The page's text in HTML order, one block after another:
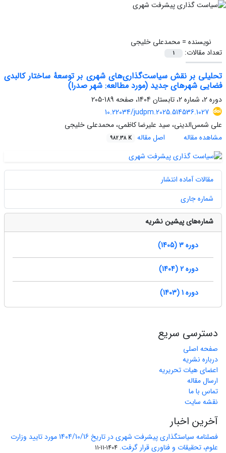
نویسنده =محمدعلی خلیجی
تعداد مقالات:
1
تحلیلی بر نقش سیاست‌گذاری‌های شهری بر توسعۀ ساختار کالبدی
فضایی شهرهای جدید (مورد مطالعه: شهر صدرا)
دوره 2، شماره 2، تابستان 1404، صفحه
189-205
10.22034/judpm.2025.514536.1027
علی شمس‌‌الدینی، سید علیرضا کاظمی، محمدعلی خلیجی
مشاهده مقاله
اصل مقاله 982.38 K
مقالات آماده انتشار
شماره جاری
شماره‌های پیشین نشریه
دوره 3 (1405)
دوره 2 (1404)
دوره 1 (1403)
دسترسی سریع
صفحه اصلی
درباره نشریه
اعضای هیات تحریریه
ارسال مقاله
تماس با ما
نقشه سایت
آخرین اخبار
فصلنامه سیاستگذاری پیشرفت شهری در تاریخ 1404/10/16 مورد تایید وزارت
علوم، تحقیقات و فناوری قرار گرفت. 1404-11-11